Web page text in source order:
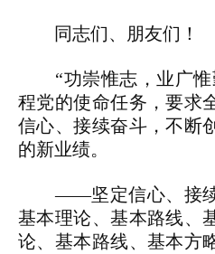
同志们、朋友们！
“功崇惟志，业广惟
程党的使命任务，要求
信心、接续奋斗，不断
的新业绩。
——坚定信心、接续
基本理论、基本路线、
论、基本路线、基本方